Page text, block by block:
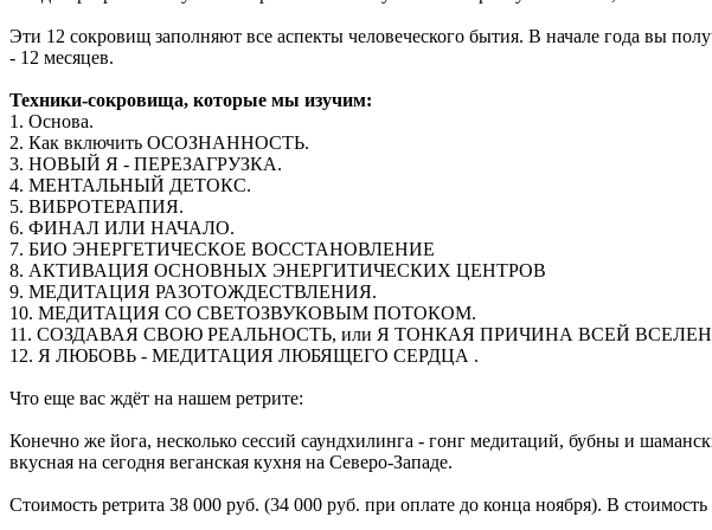
Эти 12 сокровищ заполняют все аспекты человеческого бытия. В начале года вы
- 12 месяцев.
Техники-сокровища, которые мы изучим:
1. Основа.
2. Как включить ОСОЗНАННОСТЬ.
3. НОВЫЙ Я - ПЕРЕЗАГРУЗКА.
4. МЕНТАЛЬНЫЙ ДЕТОКС.
5. ВИБРОТЕРАПИЯ.
6. ФИНАЛ ИЛИ НАЧАЛО.
7. БИО ЭНЕРГЕТИЧЕСКОЕ ВОССТАНОВЛЕНИЕ
8. АКТИВАЦИЯ ОСНОВНЫХ ЭНЕРГИТИЧЕСКИХ ЦЕНТРОВ
9. МЕДИТАЦИЯ РАЗОТОЖДЕСТВЛЕНИЯ.
10. МЕДИТАЦИЯ СО СВЕТОЗВУКОВЫМ ПОТОКОМ.
11. СОЗДАВАЯ СВОЮ РЕАЛЬНОСТЬ, или Я ТОНКАЯ ПРИЧИНА ВСЕЙ
12. Я ЛЮБОВЬ - МЕДИТАЦИЯ ЛЮБЯЩЕГО СЕРДЦА .
Что еще вас ждёт на нашем ретрите:
Конечно же йога, несколько сессий саундхилинга - гонг медитаций, бубны и
вкусная на сегодня веганская кухня на Северо-Западе.
Стоимость ретрита 38 000 руб. (34 000 руб. при оплате до конца ноября). В